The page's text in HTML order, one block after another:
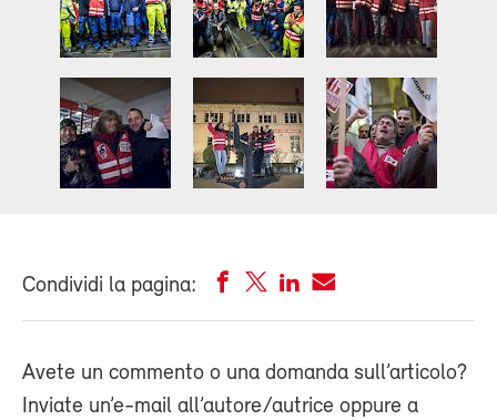
Condividi la pagina:
Avete un commento o una domanda sull’articolo?
Inviate un’e-mail all’autore/autrice oppure a